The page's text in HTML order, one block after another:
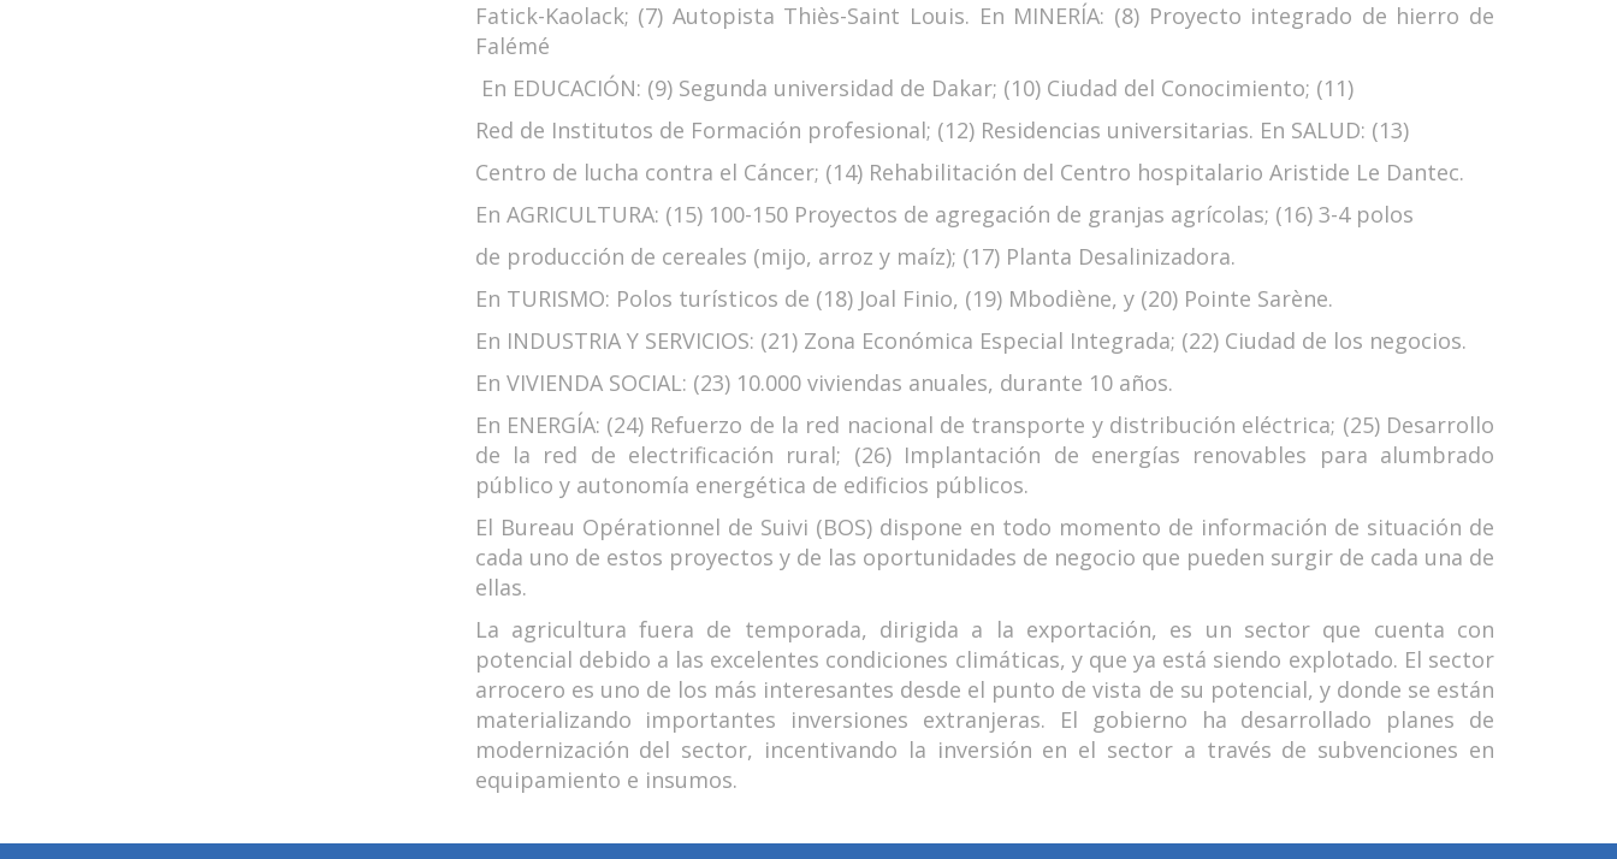
Fatick-Kaolack; (7) Autopista Thiès-Saint Louis. En MINERÍA: (8) Proyecto integrado de hierro de
Falémé
En EDUCACIÓN: (9) Segunda universidad de Dakar; (10) Ciudad del Conocimiento; (11)
Red de Institutos de Formación profesional; (12) Residencias universitarias. En SALUD: (13)
Centro de lucha contra el Cáncer; (14) Rehabilitación del Centro hospitalario Aristide Le Dantec.
En AGRICULTURA: (15) 100-150 Proyectos de agregación de granjas agrícolas; (16) 3-4 polos
de producción de cereales (mijo, arroz y maíz); (17) Planta Desalinizadora.
En TURISMO: Polos turísticos de (18) Joal Finio, (19) Mbodiène, y (20) Pointe Sarène.
En INDUSTRIA Y SERVICIOS: (21) Zona Económica Especial Integrada; (22) Ciudad de los negocios.
En VIVIENDA SOCIAL: (23) 10.000 viviendas anuales, durante 10 años.
En ENERGÍA: (24) Refuerzo de la red nacional de transporte y distribución eléctrica; (25) Desarrollo
de la red de electrificación rural; (26) Implantación de energías renovables para alumbrado
público y autonomía energética de edificios públicos.
El Bureau Opérationnel de Suivi (BOS) dispone en todo momento de información de situación de
cada uno de estos proyectos y de las oportunidades de negocio que pueden surgir de cada una de
ellas.
La agricultura fuera de temporada, dirigida a la exportación, es un sector que cuenta con
potencial debido a las excelentes condiciones climáticas, y que ya está siendo explotado. El sector
arrocero es uno de los más interesantes desde el punto de vista de su potencial, y donde se están
materializando importantes inversiones extranjeras. El gobierno ha desarrollado planes de
modernización del sector, incentivando la inversión en el sector a través de subvenciones en
equipamiento e insumos.